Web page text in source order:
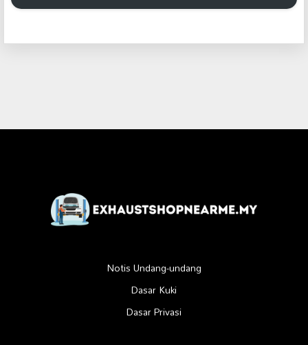
Notis Undang-undang
Dasar Kuki
Dasar Privasi